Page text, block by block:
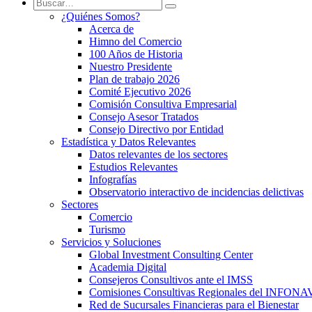
¿Quiénes Somos?
Acerca de
Himno del Comercio
100 Años de Historia
Nuestro Presidente
Plan de trabajo 2026
Comité Ejecutivo 2026
Comisión Consultiva Empresarial
Consejo Asesor Tratados
Consejo Directivo por Entidad
Estadística y Datos Relevantes
Datos relevantes de los sectores
Estudios Relevantes
Infografías
Observatorio interactivo de incidencias delictivas
Sectores
Comercio
Turismo
Servicios y Soluciones
Global Investment Consulting Center
Academia Digital
Consejeros Consultivos ante el IMSS
Comisiones Consultivas Regionales del
Red de Sucursales Financieras para el Bienestar